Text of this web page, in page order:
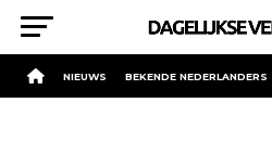
NIEUWS BEKENDE NEDERLANDERS